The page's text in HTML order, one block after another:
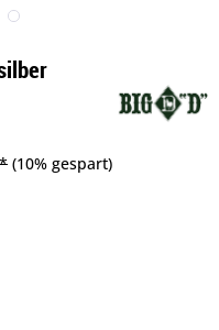
(10% gespart)